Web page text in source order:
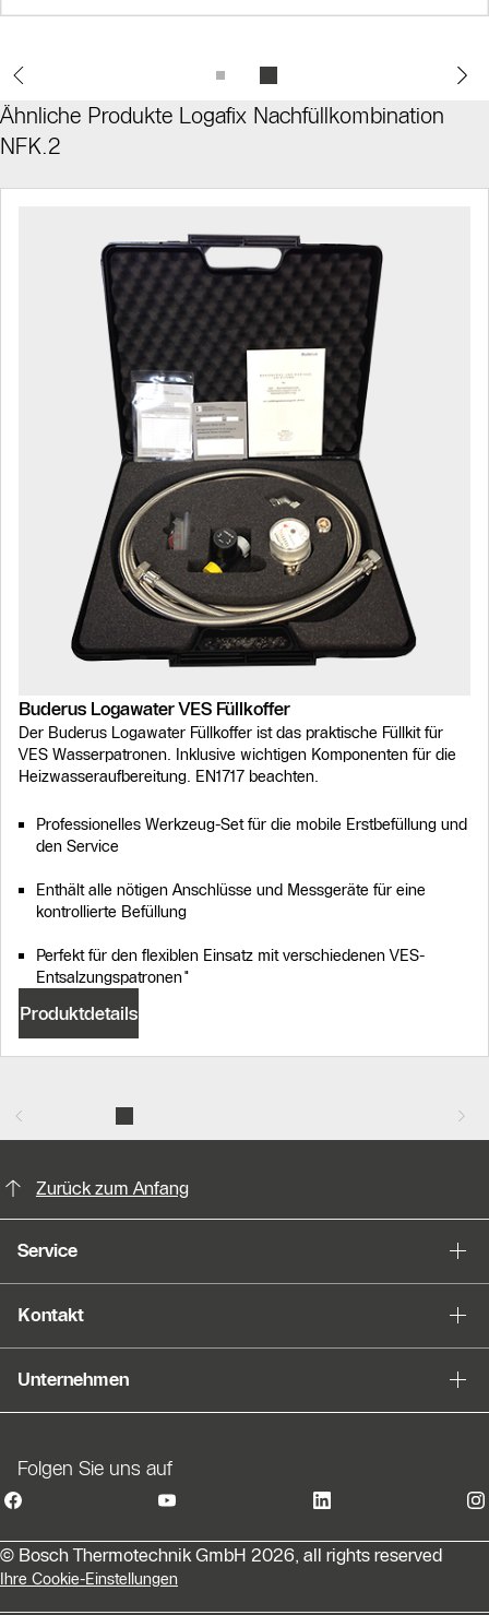
Slider Bildergalerie
Als Liste anzeigen
Slider Überspringen
Ähnliche Produkte Logafix Nachfüllkombination
NFK.2
Buderus Logawater VES Füllkoffer
Der Buderus Logawater Füllkoffer ist das praktische Füllkit für
VES Wasserpatronen. Inklusive wichtigen Komponenten für die
Heizwasseraufbereitung. EN1717 beachten.
Professionelles Werkzeug-Set für die mobile Erstbefüllung und
den Service
Enthält alle nötigen Anschlüsse und Messgeräte für eine
kontrollierte Befüllung
Perfekt für den flexiblen Einsatz mit verschiedenen VES-
Entsalzungspatronen"
Produktdetails
Zurück zum Anfang
Service
Kontakt
Unternehmen
Folgen Sie uns auf
© Bosch Thermotechnik GmbH 2026, all rights reserved
Ihre Cookie-Einstellungen